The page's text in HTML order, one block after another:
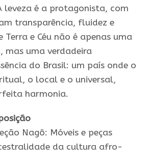
é a protagonista, com
transparência, fluidez e
Terra e Céu não é apenas uma
mas uma verdadeira
do Brasil: um país onde o
o local e o universal,
harmonia.
Nagô: Móveis e peças
da cultura afro-